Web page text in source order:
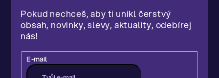
Pokud nechceš, aby ti unikl čerstvý
obsah, novinky, slevy, aktuality, odebírej
nás!
E-mail